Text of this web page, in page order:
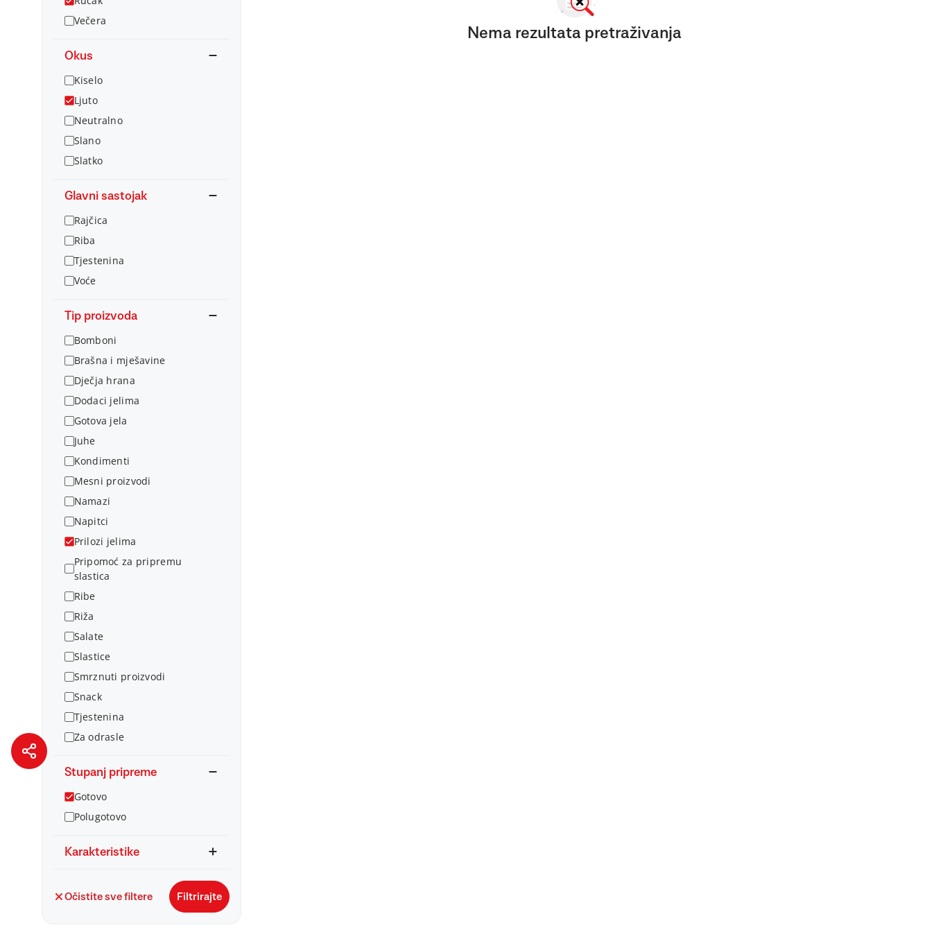
Večera
Okus
Kiselo
Ljuto
Neutralno
Slano
Slatko
Glavni sastojak
Rajčica
Riba
Tjestenina
Voće
Tip proizvoda
Bomboni
Brašna i mješavine
Dječja hrana
Dodaci jelima
Gotova jela
Juhe
Kondimenti
Mesni proizvodi
Namazi
Napitci
Prilozi jelima
Pripomoć za pripremu
slastica
Ribe
Riža
Salate
Slastice
Smrznuti proizvodi
Snack
Tjestenina
Za odrasle
Stupanj pripreme
Gotovo
Polugotovo
Karakteristike
Očistite sve filtere Filtrirajte
Nema rezultata pretraživanja